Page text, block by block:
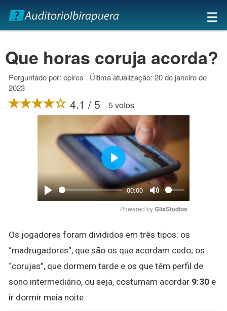
×
☰
Que horas coruja acorda?
Perguntado por: epires . Última atualização: 20 de janeiro de
2023
4.1 / 5 5 votos
Play
00:00
Mute
Play
Powered by GliaStudios
Os jogadores foram divididos em três tipos: os
“madrugadores”, que são os que acordam cedo; os
“corujas”, que dormem tarde e os que têm perfil de
sono intermediário, ou seja, costumam acordar 9:30 e
ir dormir meia noite.